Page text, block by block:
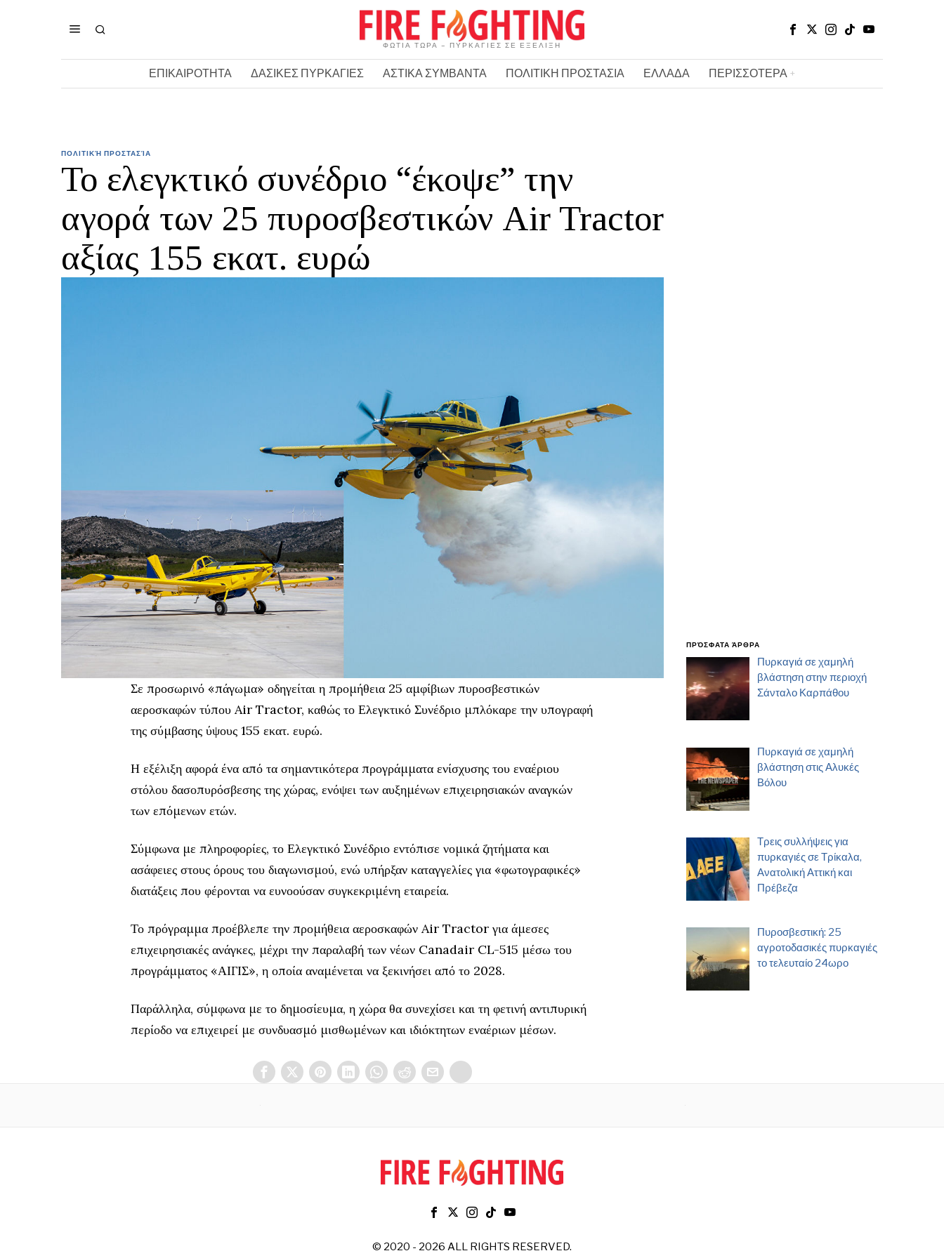
ΦΩΤΙΑ ΤΩΡΑ – ΠΥΡΚΑΓΙΕΣ ΣΕ ΕΞΕΛΙΞΗ
ΕΠΙΚΑΙΡΟΤΗΤΑ ΔΑΣΙΚΕΣ ΠΥΡΚΑΓΙΕΣ ΑΣΤΙΚΑ ΣΥΜΒΑΝΤΑ ΠΟΛΙΤΙΚΗ ΠΡΟΣΤΑΣΙΑ ΕΛΛΑΔΑ ΠΕΡΙΣΣΟΤΕΡΑ
ΠΟΛΙΤΙΚΉ ΠΡΟΣΤΑΣΊΑ
To ελεγκτικό συνέδριο “έκοψε” την
αγορά των 25 πυροσβεστικών Air Tractor
αξίας 155 εκατ. ευρώ
Σε προσωρινό «πάγωμα» οδηγείται η προμήθεια 25 αμφίβιων πυροσβεστικών
αεροσκαφών τύπου Air Tractor, καθώς το Ελεγκτικό Συνέδριο μπλόκαρε την υπογραφή
της σύμβασης ύψους 155 εκατ. ευρώ.
Η εξέλιξη αφορά ένα από τα σημαντικότερα προγράμματα ενίσχυσης του εναέριου
στόλου δασοπυρόσβεσης της χώρας, ενόψει των αυξημένων επιχειρησιακών αναγκών
των επόμενων ετών.
Σύμφωνα με πληροφορίες, το Ελεγκτικό Συνέδριο εντόπισε νομικά ζητήματα και
ασάφειες στους όρους του διαγωνισμού, ενώ υπήρξαν καταγγελίες για «φωτογραφικές»
διατάξεις που φέρονται να ευνοούσαν συγκεκριμένη εταιρεία.
Το πρόγραμμα προέβλεπε την προμήθεια αεροσκαφών Air Tractor για άμεσες
επιχειρησιακές ανάγκες, μέχρι την παραλαβή των νέων Canadair CL-515 μέσω του
προγράμματος «ΑΙΓΙΣ», η οποία αναμένεται να ξεκινήσει από το 2028.
Παράλληλα, σύμφωνα με το δημοσίευμα, η χώρα θα συνεχίσει και τη φετινή αντιπυρική
περίοδο να επιχειρεί με συνδυασμό μισθωμένων και ιδιόκτητων εναέριων μέσων.
ΠΡΌΣΦΑΤΑ ΆΡΘΡΑ
Πυρκαγιά σε χαμηλή
βλάστηση στην περιοχή
Σάνταλο Καρπάθου
Πυρκαγιά σε χαμηλή
βλάστηση στις Αλυκές
Βόλου
Τρεις συλλήψεις για
πυρκαγιές σε Τρίκαλα,
Ανατολική Αττική και
Πρέβεζα
Πυροσβεστική: 25
αγροτοδασικές πυρκαγιές
το τελευταίο 24ωρο
© 2020 - 2026 ALL RIGHTS RESERVED.